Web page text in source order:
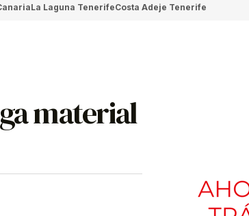
La Laguna TenerifeCosta Adeje Tenerife
material